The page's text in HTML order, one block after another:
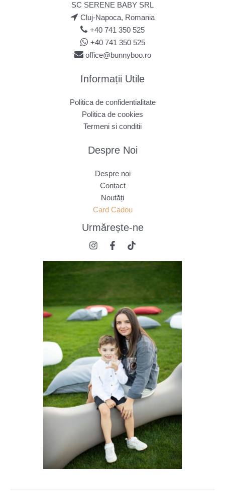
SC SERENE BABY SRL
Cluj-Napoca, Romania
+40 741 350 525
+40 741 350 525
office@bunnyboo.ro
Informații Utile
Politica de confidentialitate
Politica de cookies
Termeni si conditii
Despre Noi
Despre noi
Contact
Noutăți
Card Cadou
Urmărește-ne